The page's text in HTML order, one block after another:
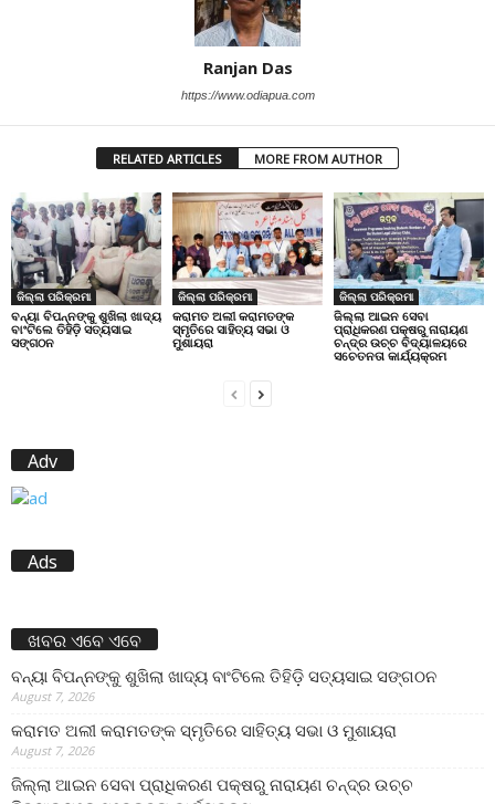
Ranjan Das
https://www.odiapua.com
RELATED ARTICLES MORE FROM AUTHOR
ଜିଲ୍ଲା ପରିକ୍ରମା
ବନ୍ୟା ବିପନ୍ନଙ୍କୁ ଶୁଖିଲା ଖାଦ୍ୟ
ବାଂଟିଲେ ତିହିଡି଼ ସତ୍ୟସାଇ
ସଙ୍ଗଠନ
ଜିଲ୍ଲା ପରିକ୍ରମା
କରାମତ ଅଲୀ କରାମତଙ୍କ
ସ୍ମୃତିରେ ସାହିତ୍ୟ ସଭା ଓ
ମୁଶାୟରା
ଜିଲ୍ଲା ପରିକ୍ରମା
ଜିଲ୍ଲା ଆଇନ ସେବା
ପ୍ରାଧିକରଣ ପକ୍ଷରୁ ନାରାୟଣ
ଚନ୍ଦ୍ର ଉଚ୍ଚ ବିଦ୍ୟାଳୟରେ
ସଚେତନତା କାର୍ଯ୍ୟକ୍ରମ
Adv
Ads
ଖବର ଏବେ ଏବେ
ବନ୍ୟା ବିପନ୍ନଙ୍କୁ ଶୁଖିଲା ଖାଦ୍ୟ ବାଂଟିଲେ ତିହିଡି଼ ସତ୍ୟସାଇ ସଙ୍ଗଠନ
August 7, 2026
କରାମତ ଅଲୀ କରାମତଙ୍କ ସ୍ମୃତିରେ ସାହିତ୍ୟ ସଭା ଓ ମୁଶାୟରା
August 7, 2026
ଜିଲ୍ଲା ଆଇନ ସେବା ପ୍ରାଧିକରଣ ପକ୍ଷରୁ ନାରାୟଣ ଚନ୍ଦ୍ର ଉଚ୍ଚ